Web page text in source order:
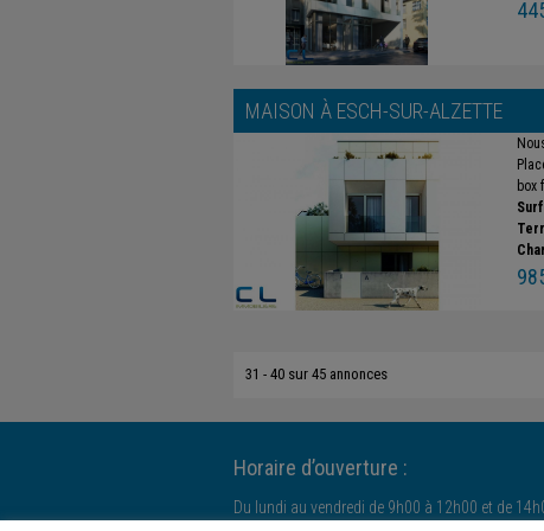
MAISON À ESCH-SUR-ALZETTE
box
31 - 40 sur 45 annonces
Horaire d’ouverture :
Du lundi au vendredi de 9h00 à 12h00 et de